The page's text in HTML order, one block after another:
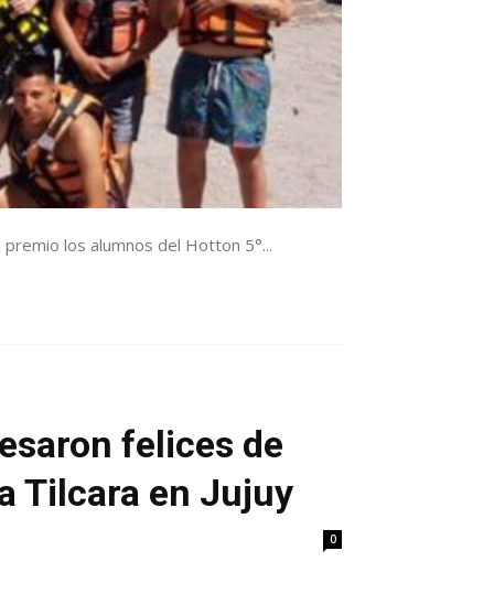
los alumnos del Hotton 5°...
felices de
Tilcara en Jujuy
0